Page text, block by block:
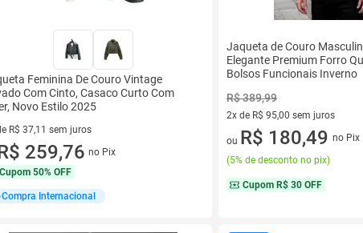
Feminina De Couro Vintage
Com Cinto, Casaco Curto Com
Novo Estilo 2025
R$ 37,11 sem juros
de R$ 37,11 sem juros
259,76 no Pix
Cupom 50% OFF
Compra Internacional
Jaqueta de Couro
Elegante Premium Forro
Bolsos Funcionais Inverno
R$ 389,99
2x de R$ 95,00 sem juros
2 vez de R$ 95,00 sem juros
ou R$ 180,49 no Pix
(5% de desconto no pix)
Cupom R$ 30 OFF